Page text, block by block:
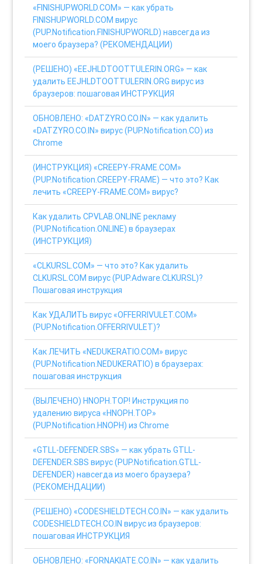
«FINISHUPWORLD.COM» — как убрать
FINISHUPWORLD.COM вирус
(PUP.Notification.FINISHUPWORLD) навсегда из
моего браузера? (РЕКОМЕНДАЦИИ)
(РЕШЕНО) «EEJHLDTOOTTULERIN.ORG» — как
удалить EEJHLDTOOTTULERIN.ORG вирус из
браузеров: пошаговая ИНСТРУКЦИЯ
ОБНОВЛЕНО: «DATZYRO.CO.IN» — как удалить
«DATZYRO.CO.IN» вирус (PUP.Notification.CO) из
Chrome
(ИНСТРУКЦИЯ) «CREEPY-FRAME.COM»
(PUP.Notification.CREEPY-FRAME) — что это? Как
лечить «CREEPY-FRAME.COM» вирус?
Как удалить CPVLAB.ONLINE рекламу
(PUP.Notification.ONLINE) в браузерах
(ИНСТРУКЦИЯ)
«CLKURSL.COM» — что это? Как удалить
CLKURSL.COM вирус (PUP.Adware.CLKURSL)?
Пошаговая инструкция
Как УДАЛИТЬ вирус «OFFERRIVULET.COM»
(PUP.Notification.OFFERRIVULET)?
Как ЛЕЧИТЬ «NEDUKERATIO.COM» вирус
(PUP.Notification.NEDUKERATIO) в браузерах:
пошаговая инструкция
(ВЫЛЕЧЕНО) HNOPH.TOP! Инструкция по
удалению вируса «HNOPH.TOP»
(PUP.Notification.HNOPH) из Chrome
«GTLL-DEFENDER.SBS» — как убрать GTLL-
DEFENDER.SBS вирус (PUP.Notification.GTLL-
DEFENDER) навсегда из моего браузера?
(РЕКОМЕНДАЦИИ)
(РЕШЕНО) «CODESHIELDTECH.CO.IN» — как удалить
CODESHIELDTECH.CO.IN вирус из браузеров:
пошаговая ИНСТРУКЦИЯ
ОБНОВЛЕНО: «FORNAKIATE.CO.IN» — как удалить